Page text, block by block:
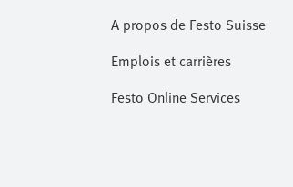
A propos de Festo Suisse
Emplois et carrières
Festo Online Services